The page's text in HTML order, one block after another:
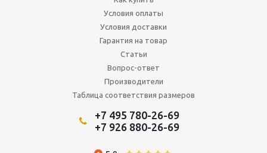
Условия оплаты
Условия доставки
Гарантия на товар
Статьи
Вопрос-ответ
Производители
Таблица соответствия размеров
+7 495 780-26-69
+7 926 880-26-69